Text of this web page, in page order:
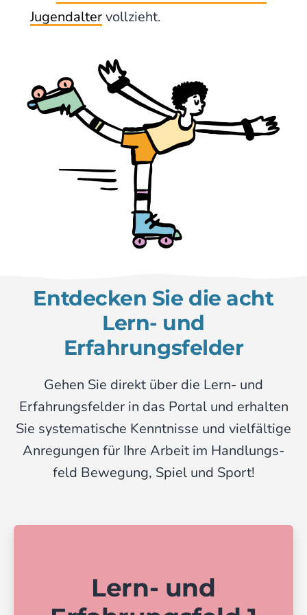
Jugend­altervollzieht.
Entdecken Sie die acht
Lern- und
Erfahrungsfelder
Gehen Sie direkt über die Lern- und
Erfahrungs­felder in das Portal und erhalten
Sie systema­tische Kennt­nisse und viel­fältige
Anre­gungen für Ihre Arbeit im Handlungs­
feld Bewegung, Spiel und Sport!
Lern- und
Erfahrungsfeld 1